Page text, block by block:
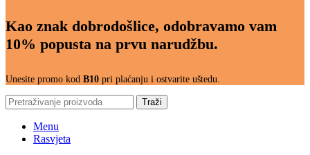
Kao znak dobrodošlice, odobravamo vam
10% popusta na prvu narudžbu.
Unesite promo kod B10 pri plaćanju i ostvarite uštedu.
Traži
Menu
Rasvjeta